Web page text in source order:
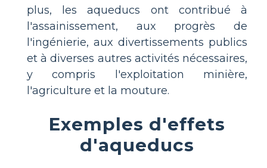
plus, les aqueducs ont contribué à
l'assainissement, aux progrès de
l'ingénierie, aux divertissements publics
et à diverses autres activités nécessaires,
y compris l'exploitation minière,
l'agriculture et la mouture.
Exemples d'effets
d'aqueducs